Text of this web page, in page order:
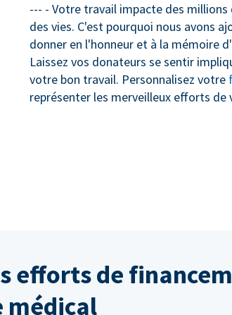
--- - Votre travail impacte des
des vies. C'est pourquoi nous avons
donner en l'honneur et à la mémoire
Laissez vos donateurs se sentir
votre bon travail. Personnalisez votre
représenter les merveilleux efforts
efforts de
médical